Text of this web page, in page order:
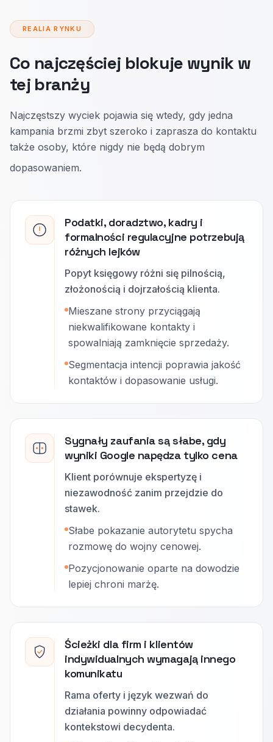
REALIA RYNKU
Co najczęściej blokuje wynik w
tej branży
Najczęstszy wyciek pojawia się wtedy, gdy jedna
kampania brzmi zbyt szeroko i zaprasza do kontaktu
także osoby, które nigdy nie będą dobrym
dopasowaniem.
Podatki, doradztwo, kadry i
formalności regulacyjne potrzebują
różnych lejków
Popyt księgowy różni się pilnością,
złożonością i dojrzałością klienta.
Mieszane strony przyciągają
niekwalifikowane kontakty i
spowalniają zamknięcie sprzedaży.
Segmentacja intencji poprawia jakość
kontaktów i dopasowanie usługi.
Sygnały zaufania są słabe, gdy
wyniki Google napędza tylko cena
Klient porównuje ekspertyzę i
niezawodność zanim przejdzie do
stawek.
Słabe pokazanie autorytetu spycha
rozmowę do wojny cenowej.
Pozycjonowanie oparte na dowodzie
lepiej chroni marżę.
Ścieżki dla firm i klientów
indywidualnych wymagają innego
komunikatu
Rama oferty i język wezwań do
działania powinny odpowiadać
kontekstowi decydenta.